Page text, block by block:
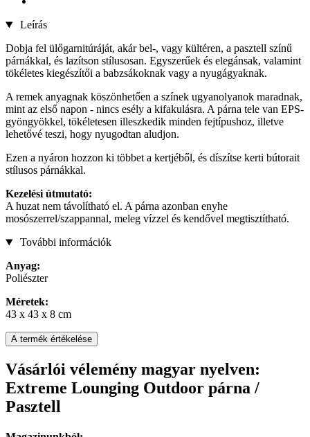
Leírás
Dobja fel ülőgarnitúráját, akár bel-, vagy kültéren, a pasztell színű
párnákkal, és lazítson stílusosan. Egyszerűek és elegánsak, valamint
tökéletes kiegészítői a babzsákoknak vagy a nyugágyaknak.
A remek anyagnak köszönhetően a színek ugyanolyanok maradnak,
mint az első napon - nincs esély a kifakulásra. A párna tele van EPS-
gyöngyökkel, tökéletesen illeszkedik minden fejtípushoz, illetve
lehetővé teszi, hogy nyugodtan aludjon.
Ezen a nyáron hozzon ki többet a kertjéből, és díszítse kerti bútorait
stílusos párnákkal.
Kezelési útmutató:
A huzat nem távolítható el. A párna azonban enyhe
mosószerrel/szappannal, meleg vízzel és kendővel megtisztítható.
További információk
Anyag:
Poliészter
Méretek:
43 x 43 x 8 cm
A termék értékelése
Vásárlói vélemény magyar nyelven:
Extreme Lounging Outdoor párna /
Pasztell